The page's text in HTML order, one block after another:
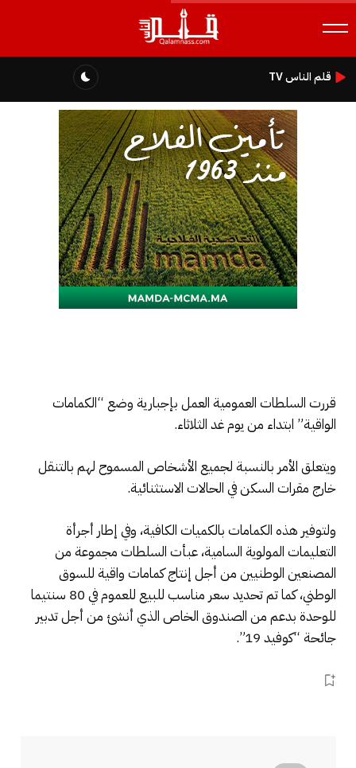
قلم الناس TV
قررت السلطات العمومية العمل بإجبارية وضع “الكمامات
الواقية” ابتداء من يوم غد الثلاثاء.
ويتعلق الأمر بالنسبة لجميع الأشخاص المسموح لهم بالتنقل
خارج مقرات السكن في الحالات الاستثنائية.
ولتوفير هذه الكمامات بالكميات الكافية، وفي إطار أجرأة
التعليمات المولوية السامية، عبأت السلطات مجموعة من
المصنعين الوطنيين من أجل إنتاج كمامات واقية للسوق
الوطني، كما تم تحديد سعر مناسب للبيع للعموم في 80 سنتيما
للوحدة بدعم من الصندوق الخاص الذي أنشئ من أجل تدبير
جائحة “كوفيد 19”.